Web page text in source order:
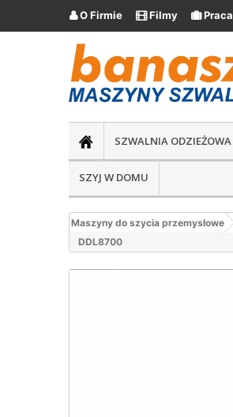
O Firmie Filmy Praca
SZWALNIA ODZIEŻOWA
SZYJ W DOMU
Maszyny do szycia przemysłowe
DDL8700